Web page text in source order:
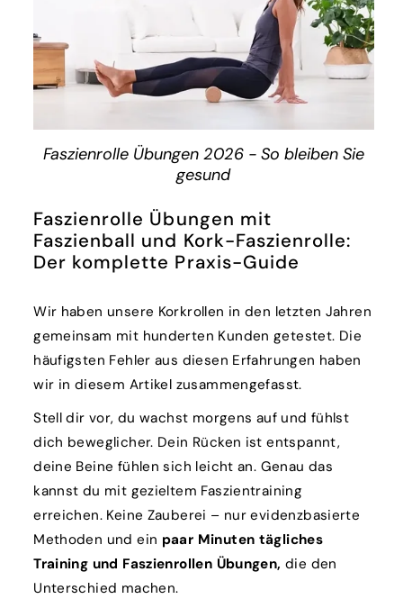
Faszienrolle Übungen 2026 - So bleiben Sie
gesund
Faszienrolle Übungen mit
Faszienball und Kork-Faszienrolle:
Der komplette Praxis-Guide
Wir haben unsere Korkrollen in den letzten Jahren
gemeinsam mit hunderten Kunden getestet. Die
häufigsten Fehler aus diesen Erfahrungen haben
wir in diesem Artikel zusammengefasst.
Stell dir vor, du wachst morgens auf und fühlst
dich beweglicher. Dein Rücken ist entspannt,
deine Beine fühlen sich leicht an. Genau das
kannst du mit gezieltem Faszientraining
erreichen. Keine Zauberei – nur evidenzbasierte
Methoden und ein paar Minuten tägliches
Training und Faszienrollen Übungen, die den
Unterschied machen.